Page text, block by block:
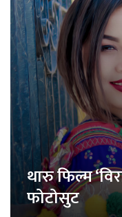
थारु फिल्म
फोटोसुट